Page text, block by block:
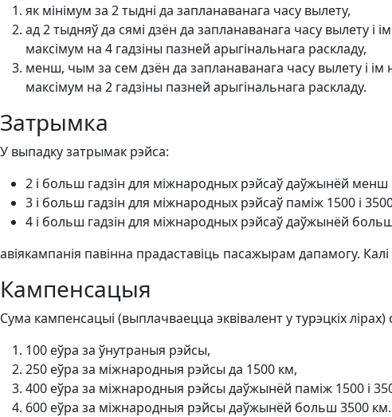
як мінімум за 2 тыдні да запланаванага часу вылету,
ад 2 тыдняў да сямі дзён да запланаванага часу вылету
максімум на 4 гадзіны пазней арыгінальнага раскладу,
менш, чым за сем дзён да запланаванага часу вылету і
максімум на 2 гадзіны пазней арыгінальнага раскладу.
Затрымка
У выпадку затрымак рэйса:
2 і больш гадзін для міжнародных рэйсаў даўжынёй менш
3 і больш гадзін для міжнародных рэйсаў паміж 1500 і
4 і больш гадзін для міжнародных рэйсаў даўжынёй
авіякампанія павінна прадаставіць пасажырам дапамогу.
Кампенсацыя
Сума кампенсацыі (выплачваецца эквівалент у турэцкіх лірах)
100 еўра за ўнутраныя рэйсы,
250 еўра за міжнародныя рэйсы да 1500 км,
400 еўра за міжнародныя рэйсы даўжынёй паміж 1500 і
600 еўра за міжнародныя рэйсы даўжынёй больш 3500 км.